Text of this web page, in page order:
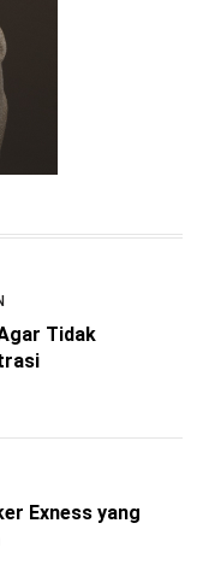
Tidak
Exness yang